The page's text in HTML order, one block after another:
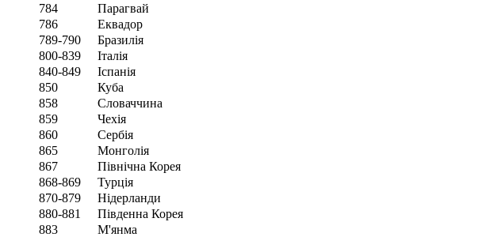
784
Парагвай
786
Еквадор
789-790
Бразилія
800-839
Італія
840-849
Іспанія
850
Куба
858
Словаччина
859
Чехія
860
Сербія
865
Монголія
867
Північна Корея
868-869
Турція
870-879
Нідерланди
880-881
Південна Корея
883
М'янма